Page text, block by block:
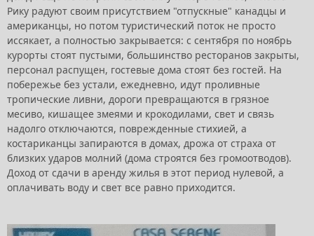
Рику радуют своим присутствием "отпускные" канадцы и
американцы, но потом туристический поток не просто
иссякает, а полностью закрывается: с сентября по ноябрь
курорты стоят пустыми, большинство ресторанов закрыты,
персонал распущен, гостевые дома стоят без гостей. На
побережье без устали, ежедневно, идут проливные
тропические ливни, дороги превращаются в грязное
месиво, кишащее змеями и крокодилами, свет и связь
надолго отключаются, поврежденные стихией, а
костариканцы запираются в домах, дрожа от страха от
близких ударов молний (дома строятся без громоотводов).
Доход от сдачи в аренду жилья в этот период нулевой, а
оплачивать воду и свет все равно приходится.